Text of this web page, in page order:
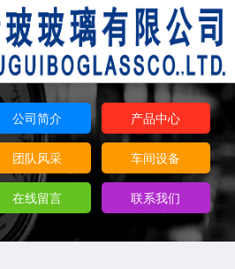
公司简介 产品中心
团队风采 车间设备
在线留言 联系我们